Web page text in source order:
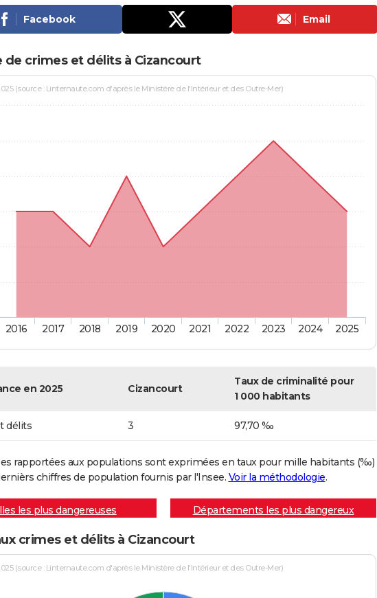
Facebook Email
de crimes et délits à Cizancourt
(source : Linternaute.com d'après le Ministère de l'Intérieur et des Outre-Mer)
2016 2017 2018 2019 2020 2021 2022 2023 2024 2025
en 2025 Cizancourt
Taux de criminalité pour
1 000 habitants
délits 3 97,70 ‰
rapportées aux populations sont exprimées en taux pour mille habitants (‰)
chiffres de population fournis par l'Insee. Voir la méthodologie.
les plus dangereuses Départements les plus dangereux
crimes et délits à Cizancourt
(source : Linternaute.com d'après le Ministère de l'Intérieur et des Outre-Mer)